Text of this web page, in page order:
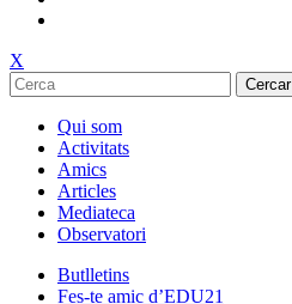
X
Cercar
Qui som
Activitats
Amics
Articles
Mediateca
Observatori
Butlletins
Fes-te amic d’EDU21